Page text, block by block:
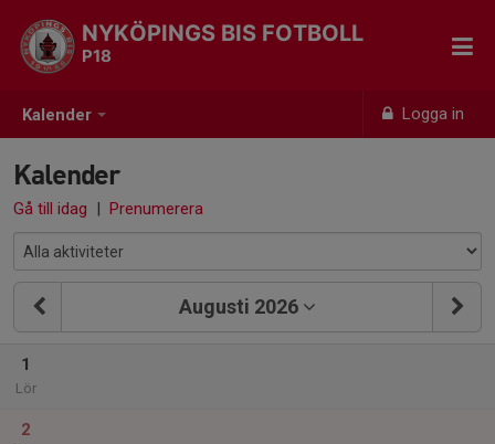
Kalender Logga in
NYKÖPINGS BIS FOTBOLL
P18
Kalender
Gå till idag | Prenumerera
Augusti 2026
1
Lör
2